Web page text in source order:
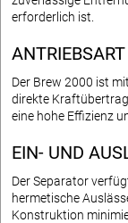
erforderlich ist.
ANTRIEBSART
Der Brew 2000 ist
direkte
eine hohe Effizienz
EIN- UND
Der Separator
hermetische
Konstruktion